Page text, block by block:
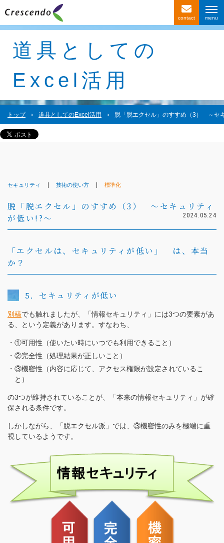
事例紹介
お客様の声
会社情報
西日暮里ACビル2F
（受付時間：9:00〜18:00）
contact
道具としての
Excel活用
トップ 道具としてのExcel活用 脱「脱エクセル」のすすめ（3） ～セ
セキュリティ 技術の使い方 標準化
脱「脱エクセル」のすすめ（3） ～セキュリティ
が低い!?～
2024.05.24
「エクセルは、セキュリティが低い」 は、本当
か？
5．セキュリティが低い
別稿でも触れましたが、「情報セキュリティ」には3つの要素があ
る、という定義があります。すなわち、
①可用性（使いたい時にいつでも利用できること）
②完全性（処理結果が正しいこと）
③機密性（内容に応じて、アクセス権限が設定されているこ
と）
の3つが維持されていることが、「本来の情報セキュリティ」が確
保される条件です。
しかしながら、「脱エクセル派」では、③機密性のみを極端に重
視しているようです。